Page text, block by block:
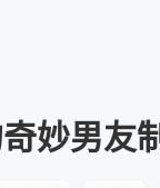
妙男友